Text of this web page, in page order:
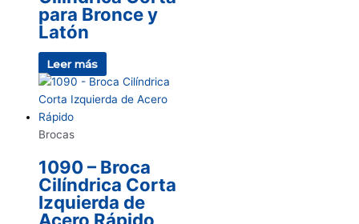
para Bronce y
Latón
Leer más
Brocas
1090 – Broca
Cilíndrica Corta
Izquierda de
Acero Rápido